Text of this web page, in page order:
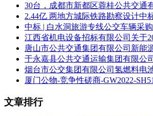
30台，成都市新都区蓉桂公共交通
2.44亿 两地方城际铁路勘察设计中
中标 | 白水洞旅游专线公交车辆采
江西省机电设备招标有限公司关于
唐山市公共交通集团有限公司新能
于永嘉县公共交通运输集团有限公
烟台市公交集团有限公司氢燃料电
厦门公物-竞争性磋商-GW2022-
文章排行